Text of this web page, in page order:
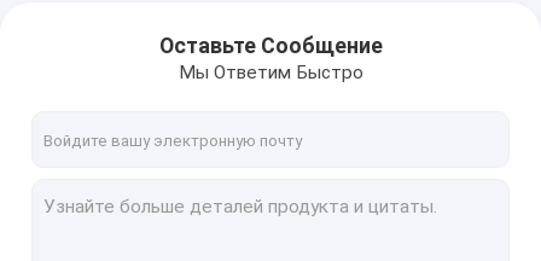
Оставьте Сообщение
Мы Ответим Быстро